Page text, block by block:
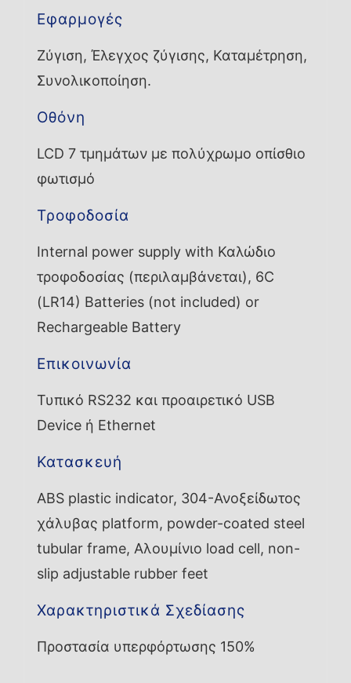
Εφαρμογές
Ζύγιση, Έλεγχος ζύγισης, Καταμέτρηση,
Συνολικοποίηση.
Οθόνη
LCD 7 τμημάτων με πολύχρωμο οπίσθιο
φωτισμό
Τροφοδοσία
Internal power supply with Καλώδιο
τροφοδοσίας (περιλαμβάνεται), 6C
(LR14) Batteries (not included) or
Rechargeable Battery
Επικοινωνία
Τυπικό RS232 και προαιρετικό USB
Device ή Ethernet
Κατασκευή
ABS plastic indicator, 304-Ανοξείδωτος
χάλυβας platform, powder-coated steel
tubular frame, Αλουμίνιο load cell, non-
slip adjustable rubber feet
Χαρακτηριστικά Σχεδίασης
Προστασία υπερφόρτωσης 150%